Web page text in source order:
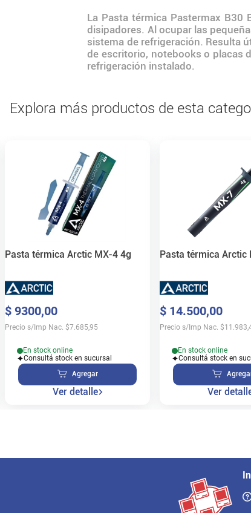
La Pasta térmica Pastermax B30
disipadores. Al ocupar las
sistema de refrigeración. Resulta
de escritorio, notebooks o placas
refrigeración instalado.
Explora más productos de esta
Pasta térmica Arctic MX-4 4g
$ 9300,00
Precio s/Imp Nac. $7.685,95
En stock online
Consultá stock en sucursal
Agregar
Ver detalle
Pasta térmica Arctic
$ 14.500,00
Precio s/Imp Nac. $
En stock online
Consultá stock en
Ver